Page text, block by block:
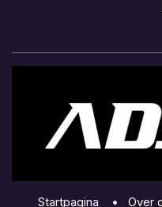
Startpagina • Over